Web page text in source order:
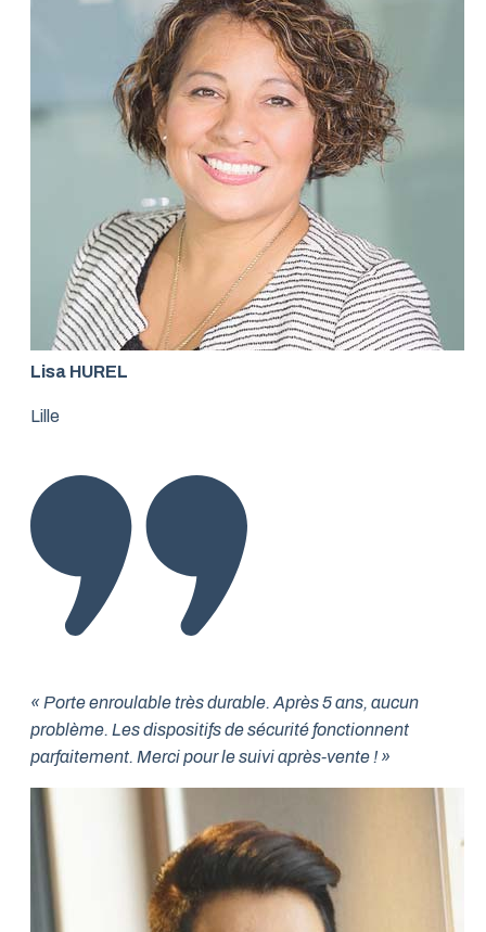
Lisa HUREL
Lille
« Porte enroulable très durable. Après 5 ans, aucun
problème. Les dispositifs de sécurité fonctionnent
parfaitement. Merci pour le suivi après-vente ! »